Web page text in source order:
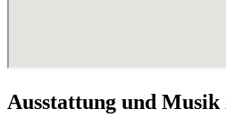
Ausstattung und Musik